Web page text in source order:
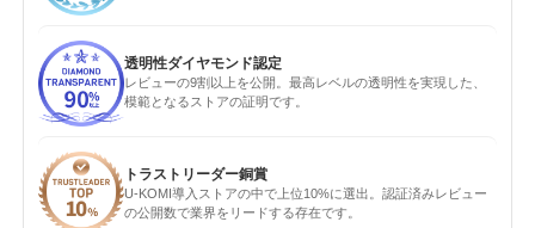
透明性ダイヤモンド認定
レビューの9割以上を公開。最高レベルの透明性を実現した、
模範となるストアの証明です。
トラストリーダー銅賞
U-KOMI導入ストアの中で上位10%に選出。認証済みレビュー
の公開数で業界をリードする存在です。